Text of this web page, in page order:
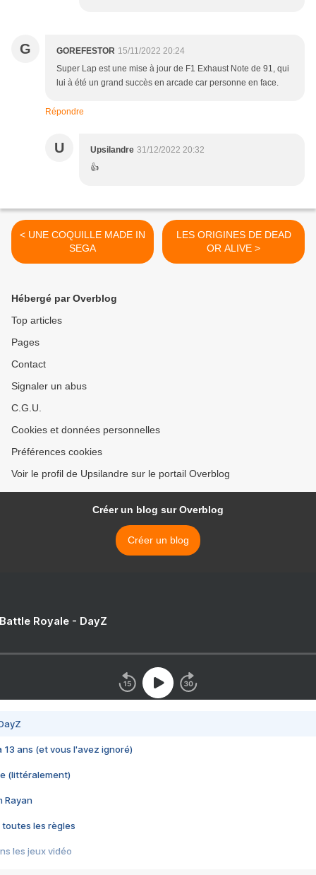
G GOREFESTOR 15/11/2022 20:24
Super Lap est une mise à jour de F1 Exhaust Note de 91, qui
lui à été un grand succès en arcade car personne en face.
Répondre
U Upsilandre 31/12/2022 20:32
👍
< UNE COQUILLE MADE IN
SEGA
LES ORIGINES DE DEAD
OR ALIVE >
Hébergé par Overblog
Top articles
Pages
Contact
Signaler un abus
C.G.U.
Cookies et données personnelles
Préférences cookies
Voir le profil de Upsilandre sur le portail Overblog
Créer un blog sur Overblog
Créer un blog
Royale - DayZ
13 ans (et vous l'avez ignoré)
(littéralement)
Rayan
toutes les règles
les jeux vidéo